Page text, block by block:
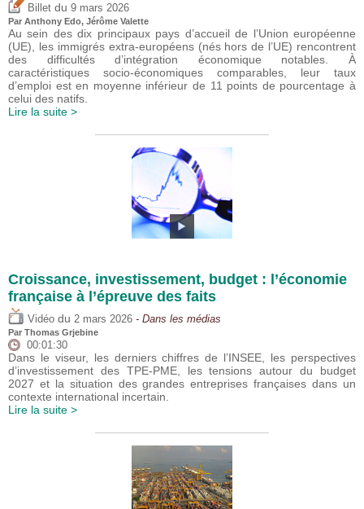
Billet du 9 mars 2026
Par Anthony Edo, Jérôme Valette
Au sein des dix principaux pays d’accueil de l’Union européenne
(UE), les immigrés extra-européens (nés hors de l’UE) rencontrent
des difficultés d’intégration économique notables. À
caractéristiques socio-économiques comparables, leur taux
d’emploi est en moyenne inférieur de 11 points de pourcentage à
celui des natifs.
Lire la suite >
Croissance, investissement, budget : l’économie
française à l’épreuve des faits
Vidéo du 2 mars 2026 - Dans les médias
Par Thomas Grjebine
00:01:30
Dans le viseur, les derniers chiffres de l’INSEE, les perspectives
d’investissement des TPE-PME, les tensions autour du budget
2027 et la situation des grandes entreprises françaises dans un
contexte international incertain.
Lire la suite >